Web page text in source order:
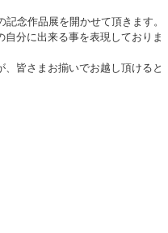
念作品展を開かせて頂きます。
分に出来る事を表現しておりま
皆さまお揃いでお越し頂けると